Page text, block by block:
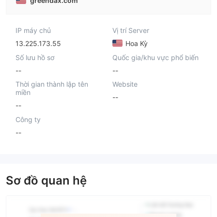
IP máy chủ
13.225.173.55
Vị trí Server
Hoa Kỳ
Số lưu hồ sơ
--
Quốc gia/khu vực phổ biến
--
Thời gian thành lập tên
miền
--
Website
--
Công ty
--
Sơ đồ quan hệ